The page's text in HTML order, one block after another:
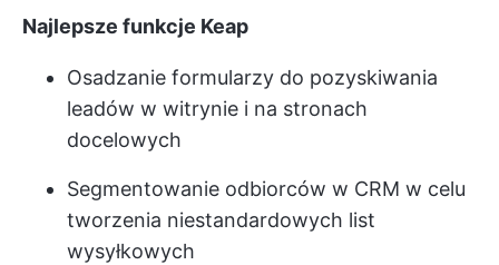
Najlepsze funkcje Keap
Osadzanie formularzy do pozyskiwania
leadów w witrynie i na stronach
docelowych
Segmentowanie odbiorców w CRM w celu
tworzenia niestandardowych list
wysyłkowych